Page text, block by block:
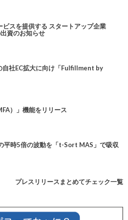
ビスを提供する スタートアップ企業
資のお知らせ
社EC拡大に向け「Fulfillment by
）」機能をリリース
平時5倍の波動を「t-Sort MAS」で吸収
プレスリリースまとめてチェック一覧